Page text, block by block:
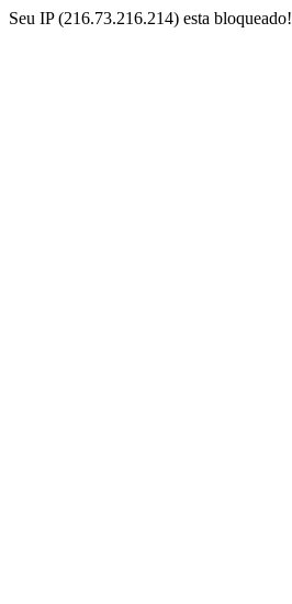
Seu IP (216.73.216.214) esta bloqueado!